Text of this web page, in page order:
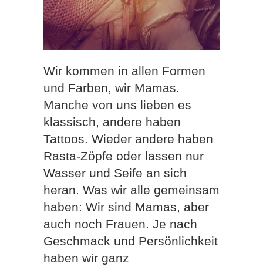
Wir kommen in allen Formen
und Farben, wir Mamas.
Manche von uns lieben es
klassisch, andere haben
Tattoos. Wieder andere haben
Rasta-Zöpfe oder lassen nur
Wasser und Seife an sich
heran. Was wir alle gemeinsam
haben: Wir sind Mamas, aber
auch noch Frauen. Je nach
Geschmack und Persönlichkeit
haben wir ganz